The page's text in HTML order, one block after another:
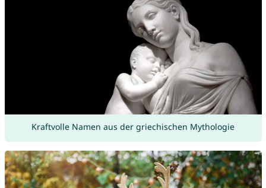
Kraftvolle Namen aus der griechischen Mythologie